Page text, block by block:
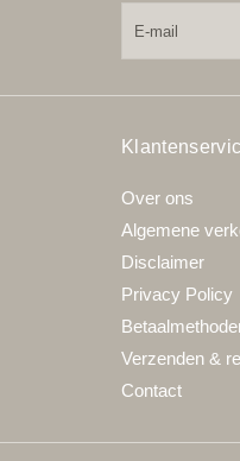
Over ons
Algemene
Disclaimer
Privacy Policy
Verzenden &
Contact